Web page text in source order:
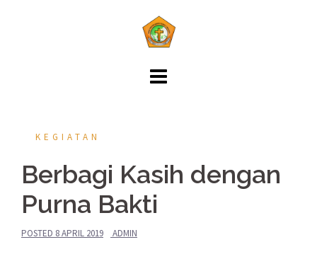
KEGIATAN
Berbagi Kasih dengan
Purna Bakti
POSTED 8 APRIL 2019 ADMIN